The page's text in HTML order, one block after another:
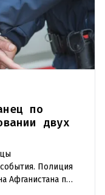
по
двух
Полиция
Афганистана по